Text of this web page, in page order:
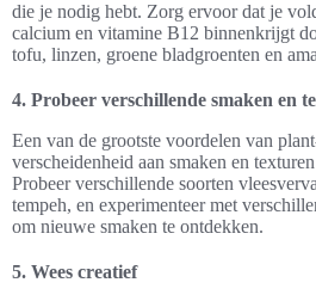
die je nodig hebt. Zorg ervoor dat je
calcium en vitamine B12 binnenkrijgt
tofu, linzen, groene bladgroenten en
4. Probeer verschillende smaken en
Een van de grootste voordelen van
verscheidenheid aan smaken en
Probeer verschillende soorten
tempeh, en experimenteer met
om nieuwe smaken te ontdekken.
5. Wees creatief